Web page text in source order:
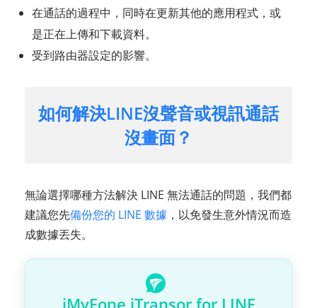
在通話的過程中，同時在更新其他的應用程式，或
是正在上傳和下載資料。
受到路由器設定的影響。
如何解決LINE沒聲音或視訊通話
沒畫面？
無論選擇哪種方法解決 LINE 無法通話的問題，我們都
建議您先備份您的 LINE 數據 ，以免發生意外情況而造
成數據丟失。
iMyFone iTransor for LINE